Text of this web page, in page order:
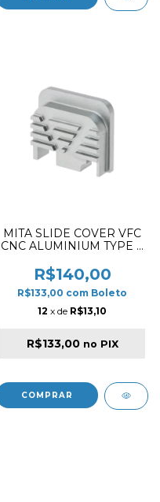
MITA SLIDE COVER VFC
CNC ALUMINIUM TYPE A
R$140,00
R$133,00 com Boleto
12 x de R$13,10
R$133,00 no PIX